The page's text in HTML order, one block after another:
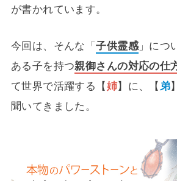
が書かれています。
今回は、そんな「子供霊感」につ
ある子を持つ親御さんの対応の仕
て世界で活躍する【姉】に、【 弟
聞いてきました。